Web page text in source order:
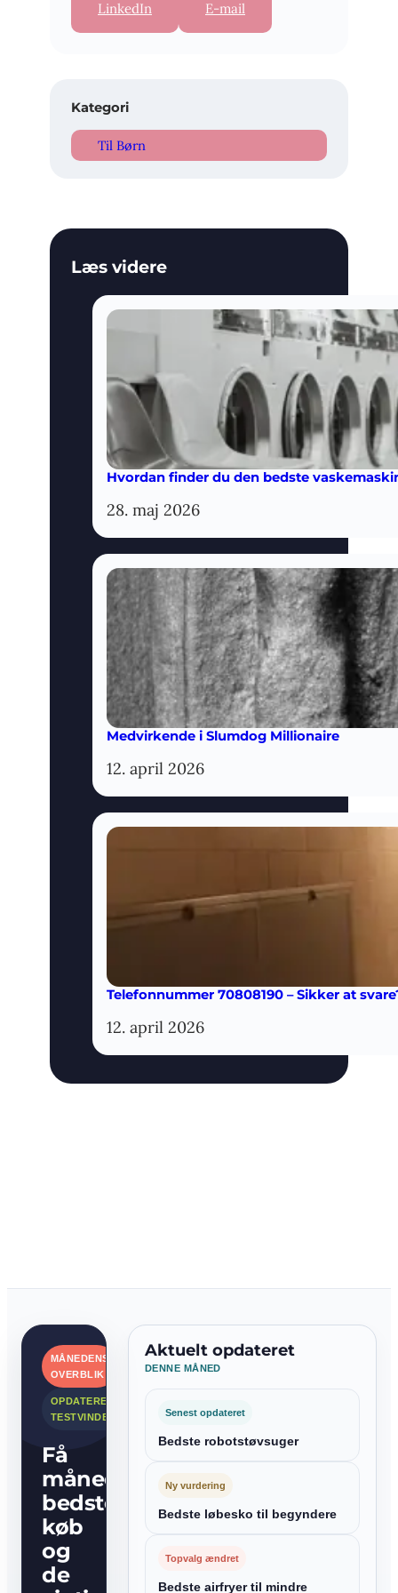
LinkedIn E-mail
Kategori
Til Børn
Læs videre
Hvordan finder du den bedste
28. maj 2026
Medvirkende i Slumdog Millionaire
12. april 2026
Telefonnummer 70808190 – Sikker at
12. april 2026
MÅNEDENS
OVERBLIK
OPDATEREDE
TESTVINDERE
Få
månedens
bedste
køb
og
de
Aktuelt opdateret
DENNE MÅNED
Senest opdateret
Bedste robotstøvsuger
Ny vurdering
Bedste løbesko til begyndere
Topvalg ændret
Bedste airfryer til mindre